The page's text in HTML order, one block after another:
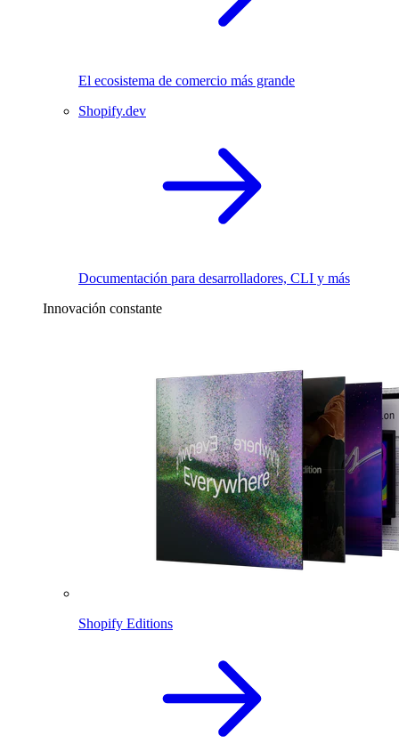
El ecosistema de comercio más grande
Shopify.dev
Documentación para desarrolladores, CLI y más
Innovación constante
Shopify Editions